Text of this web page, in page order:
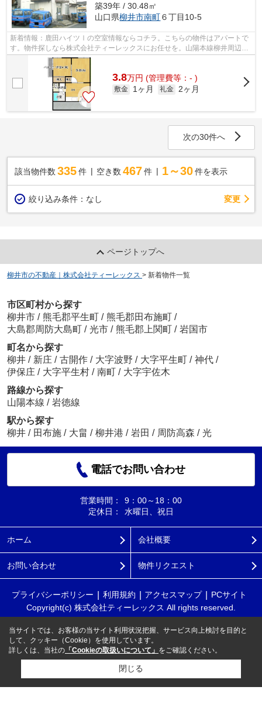
築39年 / 30.48㎡
山口県柳井市南町６丁目10-5
新着情報：鹿田ハイツⅠの空室情報ならコチラ。こちらの物件はアパートで
す。物件探しなら株式会社ティーレックスにお任せを。山陽本線柳井周辺の
物件詳細は0820-22-5020かinfo@t-rexfs...
3.8万円 (管理費等：- )
敷金 1ヶ月 礼金 2ヶ月
次の30件へ
該当物件数 335件 空き数 467 件 1～30 件を表示
絞り込み条件： なし 変更
ページトップへ
柳井市の不動産｜株式会社ティーレックス > 新着物件一覧
市区町村から探す
柳井市 / 熊毛郡平生町 / 熊毛郡田布施町 /
大島郡周防大島町 / 光市 / 熊毛郡上関町 / 岩国市
町名から探す
柳井 / 新庄 / 古開作 / 大字波野 / 大字平生町 / 神代 /
伊保庄 / 大字平生村 / 南町 / 大字宇佐木
路線から探す
山陽本線 / 岩徳線
駅から探す
柳井 / 田布施 / 大畠 / 柳井港 / 岩田 / 周防高森 / 光
電話でお問い合わせ
営業時間：
9：00～18：00
定休日：
水曜日、祝日
ホーム 会社概要
お問い合わせ 物件リクエスト
プライバシーポリシー 利用規約 アクセスマップ
PCサイト
Copyright(c) 株式会社ティーレックス All rights reserved.
当サイトでは、お客様の当サイト利用状況把握、サービス向上検討を目的と
して、クッキー（Cookie）を使用しています。
詳しくは、当社の 「Cookieの取扱いについて」 をご確認ください。
閉じる